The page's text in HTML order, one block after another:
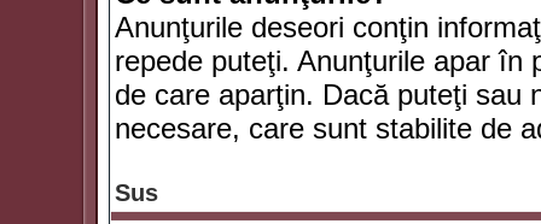
Anunţurile deseori conţin
repede puteţi. Anunţurile apar în
de care aparţin. Dacă puteţi sau
necesare, care sunt stabilite de
Sus